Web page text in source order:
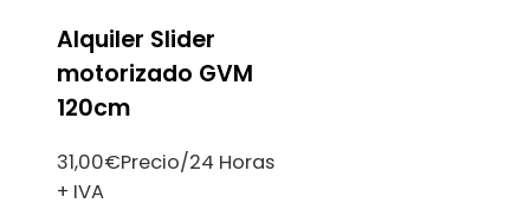
Alquiler Slider
motorizado GVM
120cm
31,00€Precio/24 Horas
+ IVA